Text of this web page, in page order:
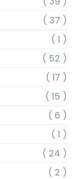
( 37 )
( 1 )
( 52 )
( 17 )
( 15 )
( 6 )
( 1 )
( 24 )
( 2 )